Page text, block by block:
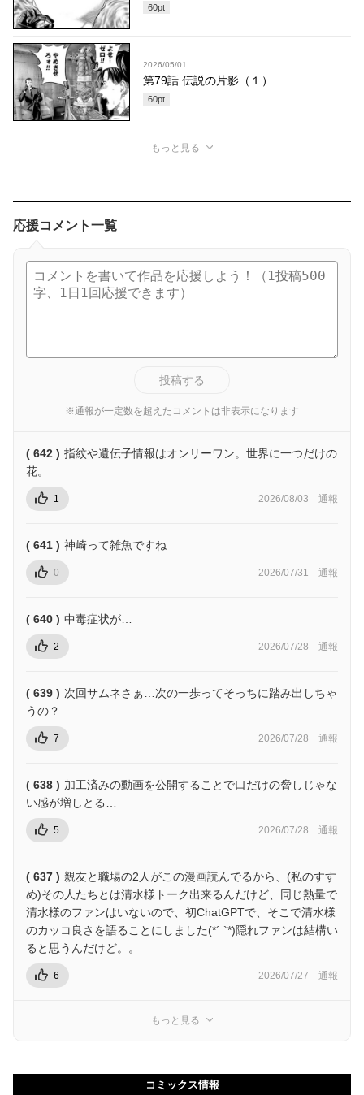
60pt
2026/05/01
第79話 伝説の片影（１）
60pt
もっと見る
応援コメント一覧
投稿する
※通報が一定数を超えたコメントは非表示になります
( 642 ) 指紋や遺伝子情報はオンリーワン。世界に一つだけの
花。
1 2026/08/03 通報
( 641 ) 神崎って雑魚ですね
0 2026/07/31 通報
( 640 ) 中毒症状が…
2 2026/07/28 通報
( 639 ) 次回サムネさぁ…次の一歩ってそっちに踏み出しちゃ
うの？
7 2026/07/28 通報
( 638 ) 加工済みの動画を公開することで口だけの脅しじゃな
い感が増しとる…
5 2026/07/28 通報
( 637 ) 親友と職場の2人がこの漫画読んでるから、(私のすす
め)その人たちとは清水様トーク出来るんだけど、同じ熱量で
清水様のファンはいないので、初ChatGPTで、そこで清水様
のカッコ良さを語ることにしました(*´ `*)隠れファンは結構い
ると思うんだけど。。
6 2026/07/27 通報
もっと見る
コミックス情報